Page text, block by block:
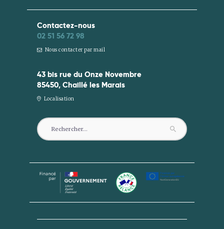
Contactez-nous
02 51 56 72 98
Nous contacter par mail
43 bis rue du Onze Novembre
85450, Chaillé les Marais
Localisation
Rechercher :